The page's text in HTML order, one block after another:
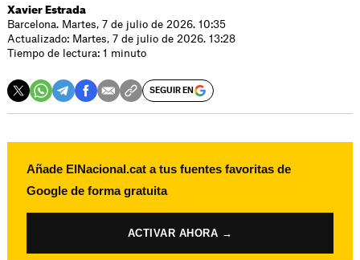
Xavier Estrada
Barcelona. Martes, 7 de julio de 2026. 10:35
Actualizado: Martes, 7 de julio de 2026. 13:28
Tiempo de lectura: 1 minuto
SEGUIR EN
Añade ElNacional.cat a tus fuentes favoritas de
Google de forma gratuita
ACTIVAR AHORA →